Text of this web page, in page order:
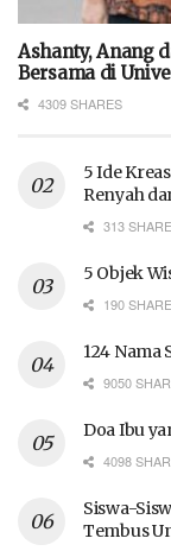
Ashanty, Anang
Bersama di
4309 SHARES
5 Ide
Renyah
313
5 Objek
190
124 Nama
9050
Doa Ibu
4098
Siswa-
Tembus